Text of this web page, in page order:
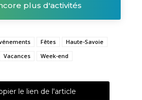
plus d'activités
Fêtes
Haute-Savoie
Vacances Week-end
le lien de l'article